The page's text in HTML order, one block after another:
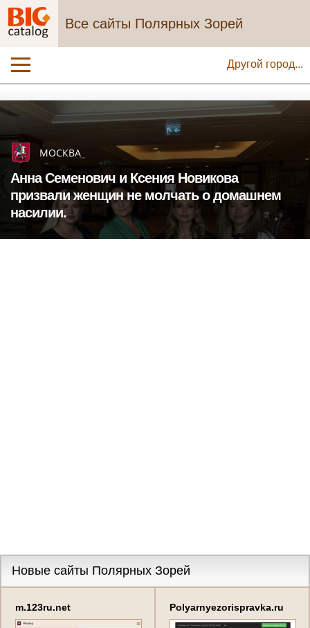
Все сайты Полярных Зорей
Другой город...
МОСКВА
Анна Семенович и Ксения Новикова
призвали женщин не молчать о домашнем
насилии.
Новые сайты Полярных Зорей
m.123ru.net Polyarnyezorispravka.ru